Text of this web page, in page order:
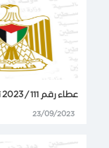
عطاء رقم 111 / 2023 توريد مواد سباكة لصالح وزارة الصحة
23/09/2023